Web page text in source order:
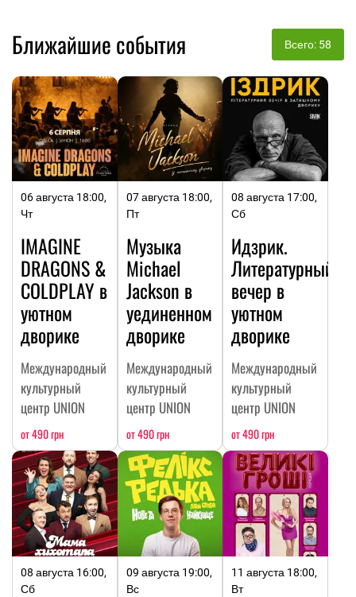
Ближайшие события Всего: 58
06 августа 18:00,
Чт
IMAGINE
DRAGONS &
COLDPLAY в
уютном
дворике
Международный
культурный
центр UNION
от 490 грн
07 августа 18:00,
Пт
Музыка
Michael
Jackson в
уединенном
дворике
Международный
культурный
центр UNION
от 490 грн
08 августа 17:00,
Сб
Идзрик.
Литературный
вечер в
уютном
дворике
Международный
культурный
центр UNION
от 490 грн
08 августа 16:00,
Сб
09 августа 19:00,
Вс
11 августа 18:00,
Вт